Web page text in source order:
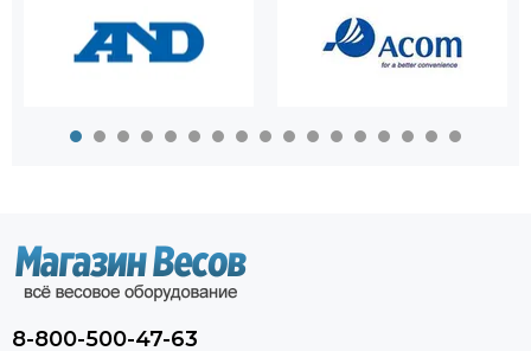
Большой выбор весов в одном
магазине.
электронные самых различных видов. У нас вы найдете:
аналитические и лабораторные весы;
платформенные весы;
автомобильные весы.
8-800-500-47-63